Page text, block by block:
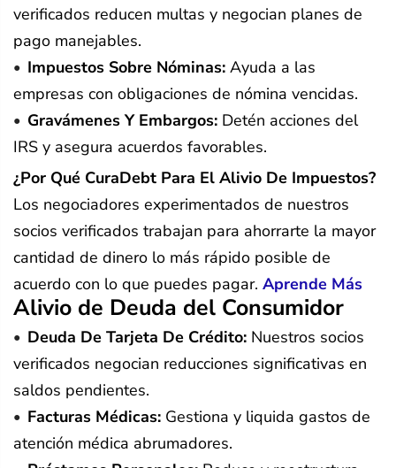
verificados reducen multas y negocian planes de
pago manejables.
Impuestos Sobre Nóminas: Ayuda a las
empresas con obligaciones de nómina vencidas.
Gravámenes Y Embargos: Detén acciones del
IRS y asegura acuerdos favorables.
¿Por Qué CuraDebt Para El Alivio De Impuestos?
Los negociadores experimentados de nuestros
socios verificados trabajan para ahorrarte la mayor
cantidad de dinero lo más rápido posible de
acuerdo con lo que puedes pagar. Aprende Más
Alivio de Deuda del Consumidor
Deuda De Tarjeta De Crédito: Nuestros socios
verificados negocian reducciones significativas en
saldos pendientes.
Facturas Médicas: Gestiona y liquida gastos de
atención médica abrumadores.